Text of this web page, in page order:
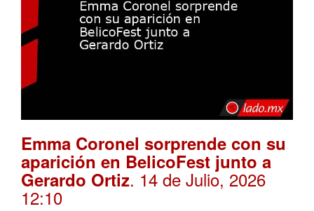
Emma Coronel sorprende con su
aparición en BelicoFest junto a
Gerardo Ortiz. 14 de Julio, 2026
12:10